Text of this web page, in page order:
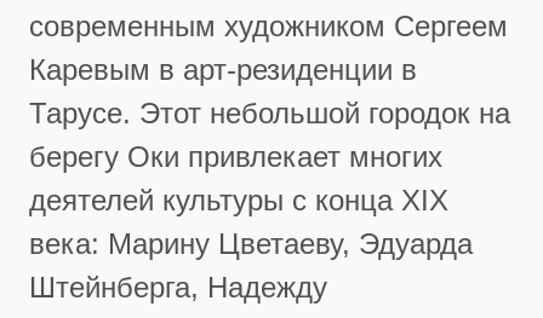
современным художником Сергеем
Каревым в арт-резиденции в
Тарусе. Этот небольшой городок на
берегу Оки привлекает многих
деятелей культуры с конца XIX
века: Марину Цветаеву, Эдуарда
Штейнберга, Надежду